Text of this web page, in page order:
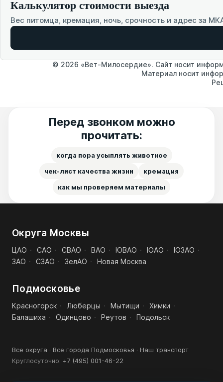
Калькулятор стоимости выезда
Вес питомца, кремация, ночь, срочность и адрес за
© 2026 «Вет-Милосердие». Сайт носит
Материал носит
Перед звонком можно
прочитать:
когда пора усыплять животное
чек-лист качества жизни
кремация
как мы проверяем материалы
Округа Москвы
ЦАО · САО · СВАО · ВАО · ЮВАО · ЮАО · ЮЗАО ·
ЗАО · СЗАО · ЗелАО · Новая Москва
Подмосковье
Красногорск · Люберцы · Мытищи · Химки ·
Балашиха · Одинцово · Реутов · Подольск
Все округа · Все города Подмосковья · Наш транспорт
Круглосуточно: +7 (495) 001-46-22